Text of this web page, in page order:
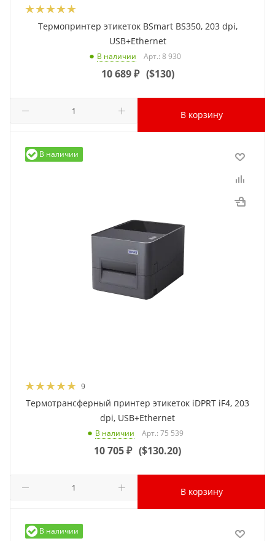
Термопринтер этикеток BSmart BS350, 203 dpi,
USB+Ethernet
В наличии Арт.: 8 930
10 689₽ ($130)
В корзину
В наличии
9
Термотрансферный принтер этикеток iDPRT iF4, 203
dpi, USB+Ethernet
В наличии Арт.: 75 539
10 705₽ ($130.20)
В корзину
В наличии